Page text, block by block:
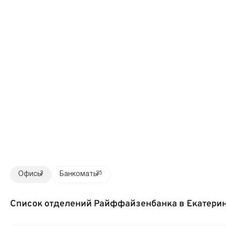
Офисы3 Банкоматы35
Список отделений Райффайзенбанка в